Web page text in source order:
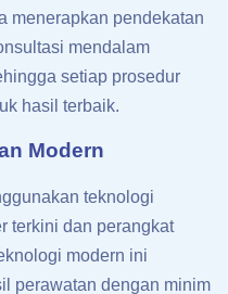
menerapkan pendekatan
mendalam
setiap prosedur
hasil terbaik.
Modern
teknologi
terkini dan perangkat
modern ini
perawatan dengan minim